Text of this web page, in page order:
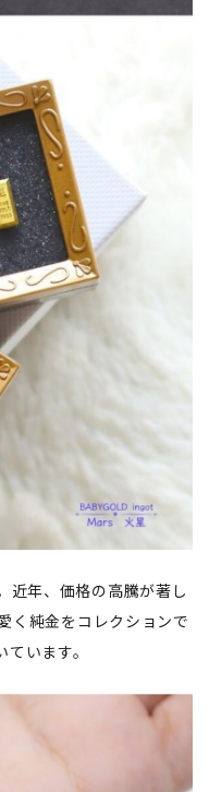
近年、価格の高騰が著し
く純金をコレクションで
います。